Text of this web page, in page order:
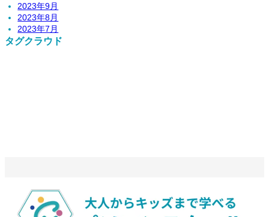
2023年9月
2023年8月
2023年7月
タグクラウド